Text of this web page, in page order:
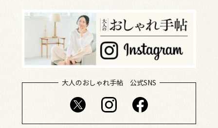
大人のおしゃれ手帖 公式SNS